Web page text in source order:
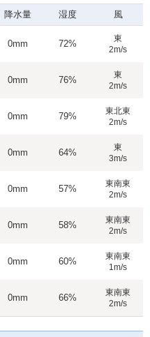
降水量 湿度 風
0mm 72%
東
2m/s
0mm 76%
東
2m/s
0mm 79%
東北東
2m/s
0mm 64%
東
3m/s
0mm 57%
東南東
2m/s
0mm 58%
東南東
2m/s
0mm 60%
東南東
1m/s
0mm 66%
東南東
2m/s